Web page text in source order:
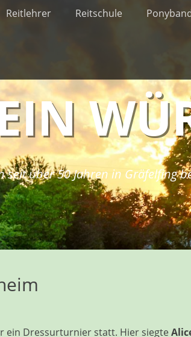
Reitlehrer Reitschule
seit über 50 Jahren in Gräfelfing
ein Dressurturnier statt. Hier siegte